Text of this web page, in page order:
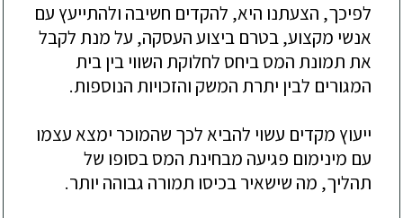
לפיכך, הצעתנו היא, להקדים חשיבה ולהתייעץ עם
אנשי מקצוע, בטרם ביצוע העסקה, על מנת לקבל
את תמונת המס ביחס לחלוקת השווי בין בית
המגורים לבין יתרת המשק והזכויות הנוספות.
ייעוץ מקדים עשוי להביא לכך שהמוכר ימצא עצמו
עם מינימום פגיעה מבחינת המס בסופו של
תהליך, מה שישאיר בכיסו תמורה גבוהה יותר.